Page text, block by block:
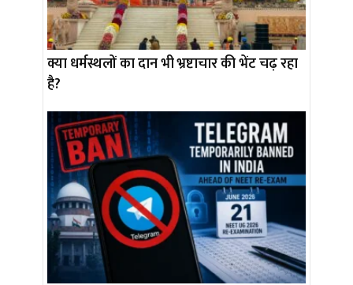
क्या धर्मस्थलों का दान भी भ्रष्टाचार की भेंट चढ़ रहा
है?